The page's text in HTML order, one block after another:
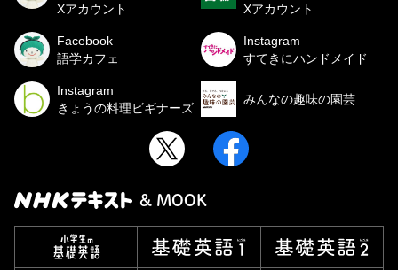
Xアカウント
Xアカウント
Facebook
語学カフェ
Instagram
すてきにハンドメイド
Instagram
きょうの料理ビギナーズ
みんなの趣味の園芸
& MOOK